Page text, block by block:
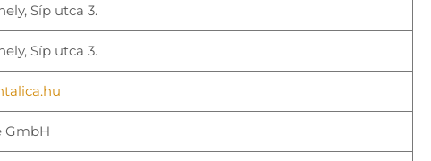
Síp utca 3.
Síp utca 3.
GmbH